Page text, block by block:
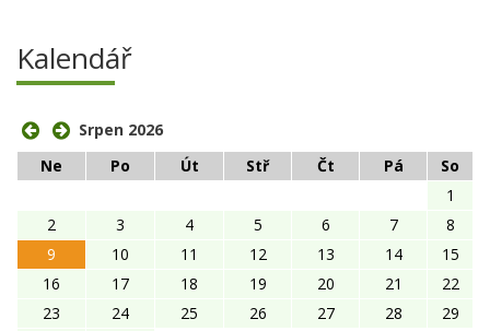
Kalendář
Srpen 2026
Ne
Po Út Stř Čt Pá
So
1
2
3 4 5 6 7
8
9
10 11 12 13 14
15
16
17 18 19 20 21
22
23
24 25 26 27 28
29